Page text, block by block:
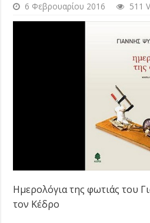
6 Φεβρουαρίου 2016 511
Ημερολόγια της φωτιάς του
τον Κέδρο